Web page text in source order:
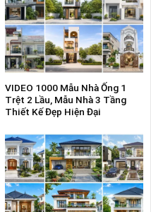
VIDEO 1000 Mẫu Nhà Ống 1
Trệt 2 Lầu, Mẫu Nhà 3 Tầng
Thiết Kế Đẹp Hiện Đại